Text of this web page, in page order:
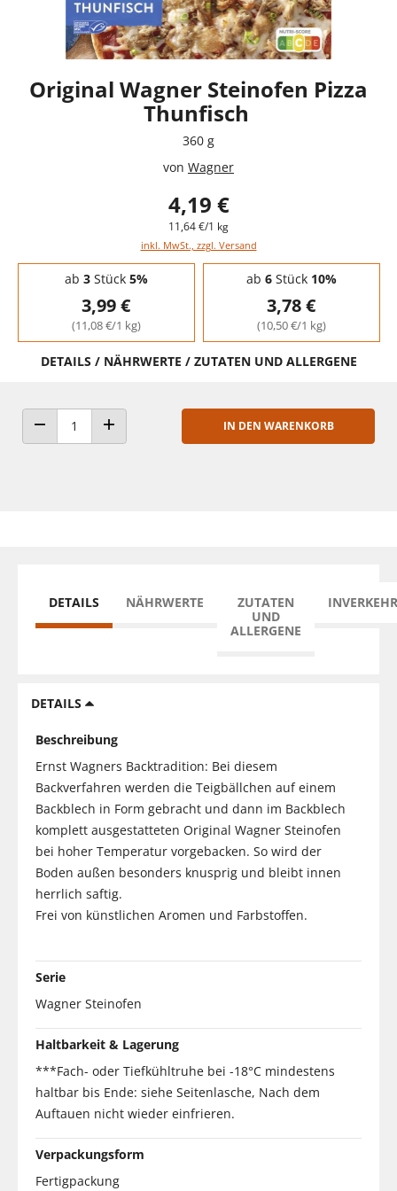
Original Wagner Steinofen Pizza
Thunfisch
360 g
von Wagner
4,19 €
11,64 €/1 kg
inkl. MwSt., zzgl. Versand
Staffelpreise - Mengenrabatt
ab 3Stück 5%
3,99 €
(11,08 €/1 kg)
ab 6Stück 10%
3,78 €
(10,50 €/1 kg)
DETAILS / NÄHRWERTE / ZUTATEN UND ALLERGENE
ANZAHL VERRINGERNANZAHL ERHÖHEN
IN DEN WARENKORB
DETAILS NÄHRWERTE
ZUTATEN
UND
ALLERGENE
DETAILS
Beschreibung
Ernst Wagners Backtradition: Bei diesem
Backverfahren werden die Teigbällchen auf einem
Backblech in Form gebracht und dann im Backblech
komplett ausgestatteten Original Wagner Steinofen
bei hoher Temperatur vorgebacken. So wird der
Boden außen besonders knusprig und bleibt innen
herrlich saftig.
Frei von künstlichen Aromen und Farbstoffen.
Serie
Wagner Steinofen
Haltbarkeit & Lagerung
***Fach- oder Tiefkühltruhe bei -18°C mindestens
haltbar bis Ende: siehe Seitenlasche, Nach dem
Auftauen nicht wieder einfrieren.
Verpackungsform
Fertigpackung